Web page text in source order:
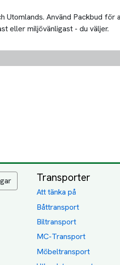
Utomlands. Använd Packbud
eller miljövänligast - du väljer.
Transporter
Att tänka på
Båttransport
Biltransport
MC-Transport
Möbeltransport